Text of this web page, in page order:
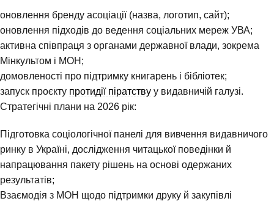
оновлення бренду асоціації (назва, логотип, сайт);
оновлення підходів до ведення соціальних мереж УВА;
активна співпраця з органами державної влади, зокрема
Мінкультом і МОН;
домовленості про підтримку книгарень і бібліотек;
запуск проєкту протидії піратству у видавничій галузі.
Стратегічні плани на 2026 рік:
Підготовка соціологічної панелі для вивчення видавничого
ринку в Україні, дослідження читацької поведінки й
напрацювання пакету рішень на основі одержаних
результатів;
Взаємодія з МОН щодо підтримки друку й закупівлі